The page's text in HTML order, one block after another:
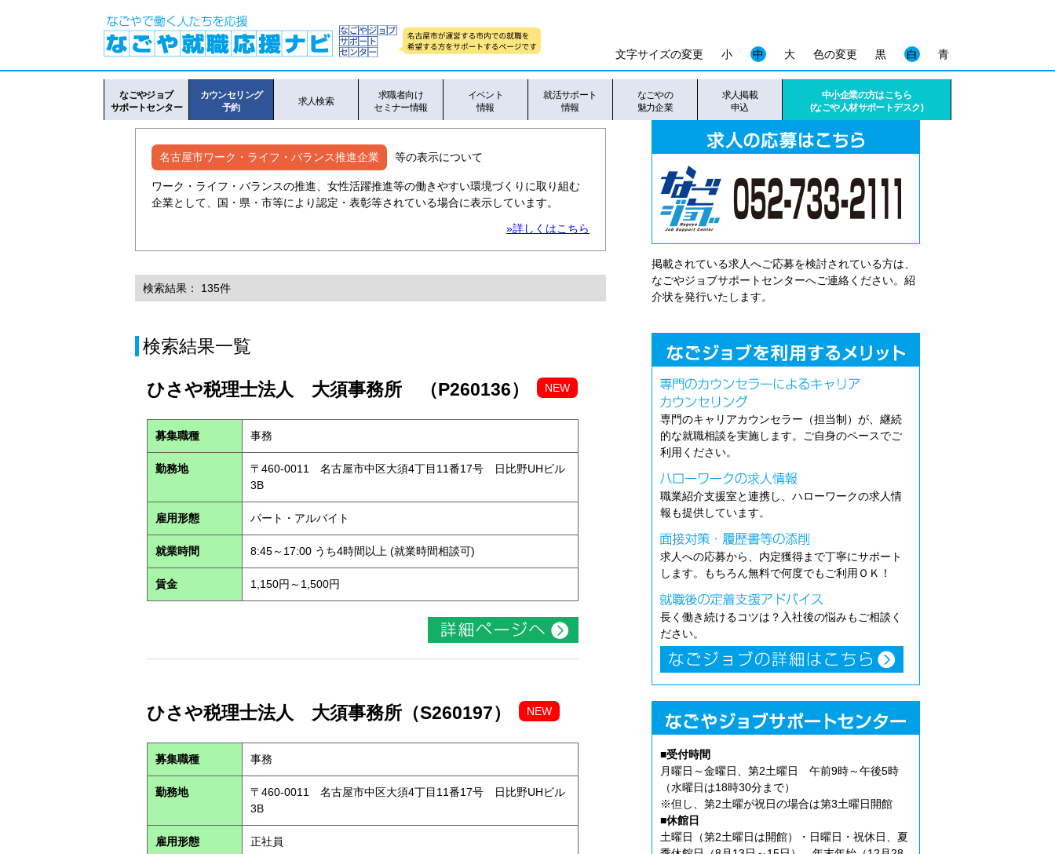
色の変更 黒 白 青
文字サイズの変更 小 中 大
なごやジョブ
サポートセンター
カウンセリング
予約
求人検索
求職者向け
セミナー情報
イベント
情報
就活サポート
情報
なごやの
魅力企業
求人掲載
申込
中小企業の方はこちら
(なごや人材サポートデスク)
名古屋市ワーク・ライフ・バランス推進企業 等の表示について
ワーク・ライフ・バランスの推進、女性活躍推進等の働きやすい環境づくりに取り組む
企業として、国・県・市等により認定・表彰等されている場合に表示しています。
»詳しくはこちら
検索結果： 135件
検索結果一覧
ひさや税理士法人 大須事務所 （P260136） NEW
募集職種 事務
勤務地
〒460-0011 名古屋市中区大須4丁目11番17号 日比野UHビル
3B
雇用形態 パート・アルバイト
就業時間 8:45～17:00 うち4時間以上 (就業時間相談可)
賃金 1,150円～1,500円
ひさや税理士法人 大須事務所（S260197） NEW
募集職種 事務
勤務地
〒460-0011 名古屋市中区大須4丁目11番17号 日比野UHビル
3B
雇用形態 正社員
掲載されている求人へご応募を検討されている方は、
なごやジョブサポートセンターへご連絡ください。紹
介状を発行いたします。
専門のキャリアカウンセラー（担当制）が、継続
的な就職相談を実施します。ご自身のペースでご
利用ください。
職業紹介支援室と連携し、ハローワークの求人情
報も提供しています。
求人への応募から、内定獲得まで丁寧にサポート
します。もちろん無料で何度でもご利用ＯＫ！
長く働き続けるコツは？入社後の悩みもご相談く
ださい。
■受付時間
月曜日～金曜日、第2土曜日 午前9時～午後5時
（水曜日は18時30分まで）
※但し、第2土曜が祝日の場合は第3土曜日開館
■休館日
土曜日（第2土曜日は開館）・日曜日・祝休日、夏